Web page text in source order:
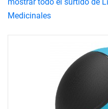
Medicinales